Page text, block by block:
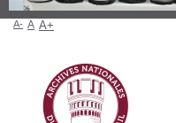
A- A A+